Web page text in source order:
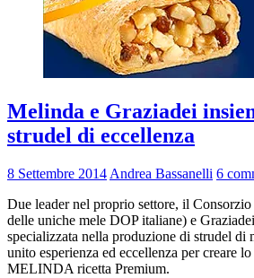
Melinda e Graziadei
strudel di eccellenza
8 Settembre 2014 Andrea Bassanelli 6
Due leader nel proprio settore, il
delle uniche mele DOP italiane) e
specializzata nella produzione di strudel di
unito esperienza ed eccellenza per creare
MELINDA ricetta Premium.